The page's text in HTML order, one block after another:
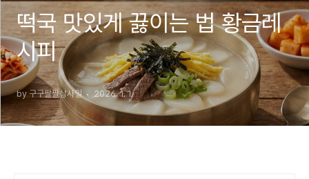
떡국 맛있게 끓이는 법 황금레
시피
by 구구팔팔삼사일 2026. 1. 1.